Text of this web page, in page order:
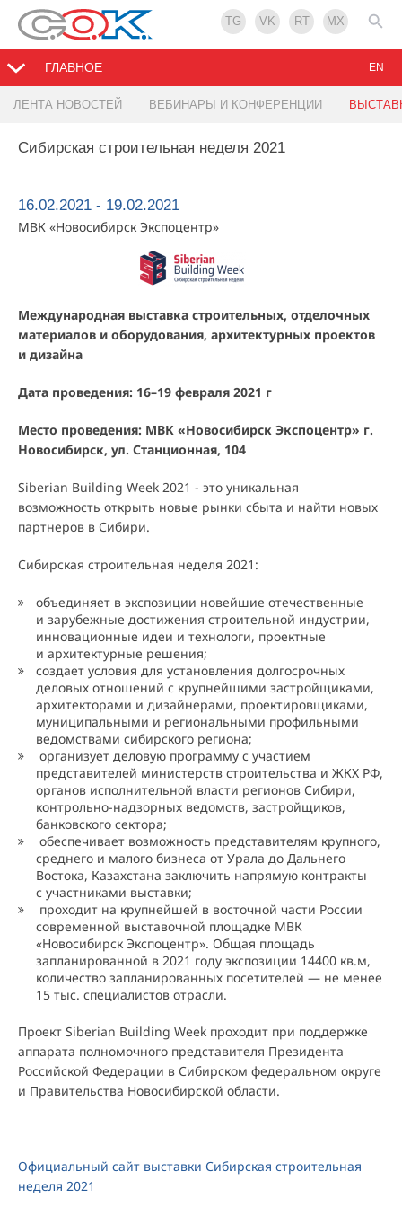
TG VK RT MX
ГЛАВНОЕ
ЛЕНТА НОВОСТЕЙ ВЕБИНАРЫ И КОНФЕРЕНЦИИ
EN
Сибирская строительная неделя 2021
16.02.2021 - 19.02.2021
МВК «Новосибирск Экспоцентр»
Международная выставка строительных, отделочных
материалов и оборудования, архитектурных проектов
и дизайна
Дата проведения: 16–19 февраля 2021 г
Место проведения: МВК «Новосибирск Экспоцентр» г.
Новосибирск, ул. Станционная, 104
Siberian Building Week 2021 - это уникальная
возможность открыть новые рынки сбыта и найти новых
партнеров в Сибири.
Сибирская строительная неделя 2021:
объединяет в экспозиции новейшие отечественные
и зарубежные достижения строительной индустрии,
инновационные идеи и технологи, проектные
и архитектурные решения;
создает условия для установления долгосрочных
деловых отношений с крупнейшими застройщиками,
архитекторами и дизайнерами, проектировщиками,
муниципальными и региональными профильными
ведомствами сибирского региона;
организует деловую программу с участием
представителей министерств строительства и ЖКХ РФ,
органов исполнительной власти регионов Сибири,
контрольно-надзорных ведомств, застройщиков,
банковского сектора;
обеспечивает возможность представителям крупного,
среднего и малого бизнеса от Урала до Дальнего
Востока, Казахстана заключить напрямую контракты
с участниками выставки;
проходит на крупнейшей в восточной части России
современной выставочной площадке МВК
«Новосибирск Экспоцентр». Общая площадь
запланированной в 2021 году экспозиции 14400 кв.м,
количество запланированных посетителей — не менее
15 тыс. специалистов отрасли.
Проект Siberian Building Week проходит при поддержке
аппарата полномочного представителя Президента
Российской Федерации в Сибирском федеральном округе
и Правительства Новосибирской области.
Официальный сайт выставки Сибирская строительная
неделя 2021